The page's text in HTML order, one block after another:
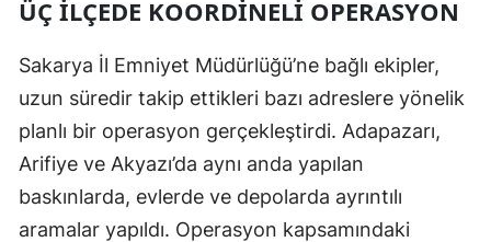
İzmir
Kars
Kastamonu
Kayseri
ÜÇ İLÇEDE KOORDINELI OPERASYON
Sakarya İl Emniyet Müdürlüğü’ne bağlı ekipler,
uzun süredir takip ettikleri bazı adreslere yönelik
planlı bir operasyon gerçekleştirdi. Adapazarı,
Arifiye ve Akyazı’da aynı anda yapılan
baskınlarda, evlerde ve depolarda ayrıntılı
aramalar yapıldı. Operasyon kapsamındaki